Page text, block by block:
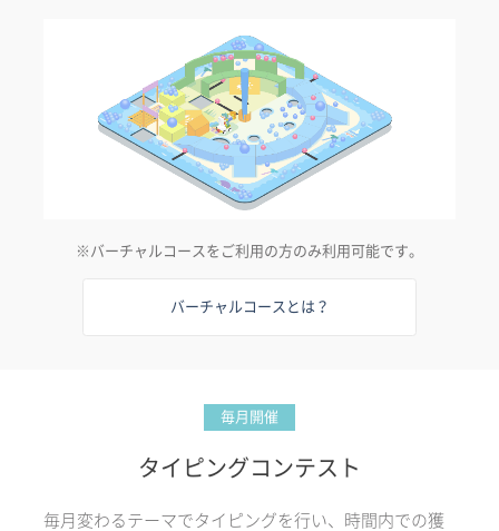
※バーチャルコースをご利用の方のみ利用可能です。
バーチャルコースとは？
毎月開催
タイピングコンテスト
毎月変わるテーマでタイピングを行い、時間内での獲